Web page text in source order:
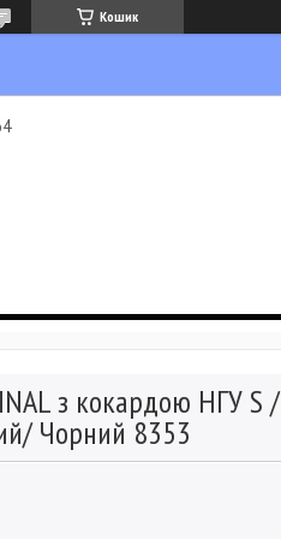
Кошик
з кокардою НГУ S /
Чорний 8353